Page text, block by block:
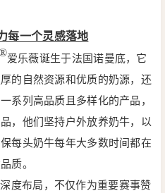
每一个灵感落地
爱乐薇诞生于法国诺曼底，它
的自然资源和优质的奶源，还
系列高品质且多样化的产品，
，他们坚持户外放养奶牛，以
每头奶牛每年大多数时间都在
质。
度布局，不仅作为重要赛事赞